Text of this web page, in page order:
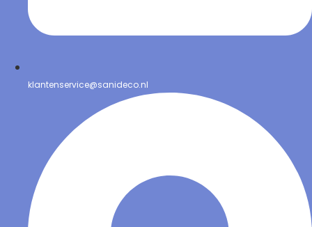
klantenservice@sanideco.nl